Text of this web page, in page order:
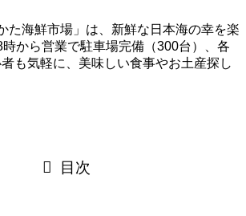
た海鮮市場」は、新鮮な日本海の幸を楽
から営業で駐車場完備（300台）、各
も気軽に、美味しい食事やお土産探し
目次